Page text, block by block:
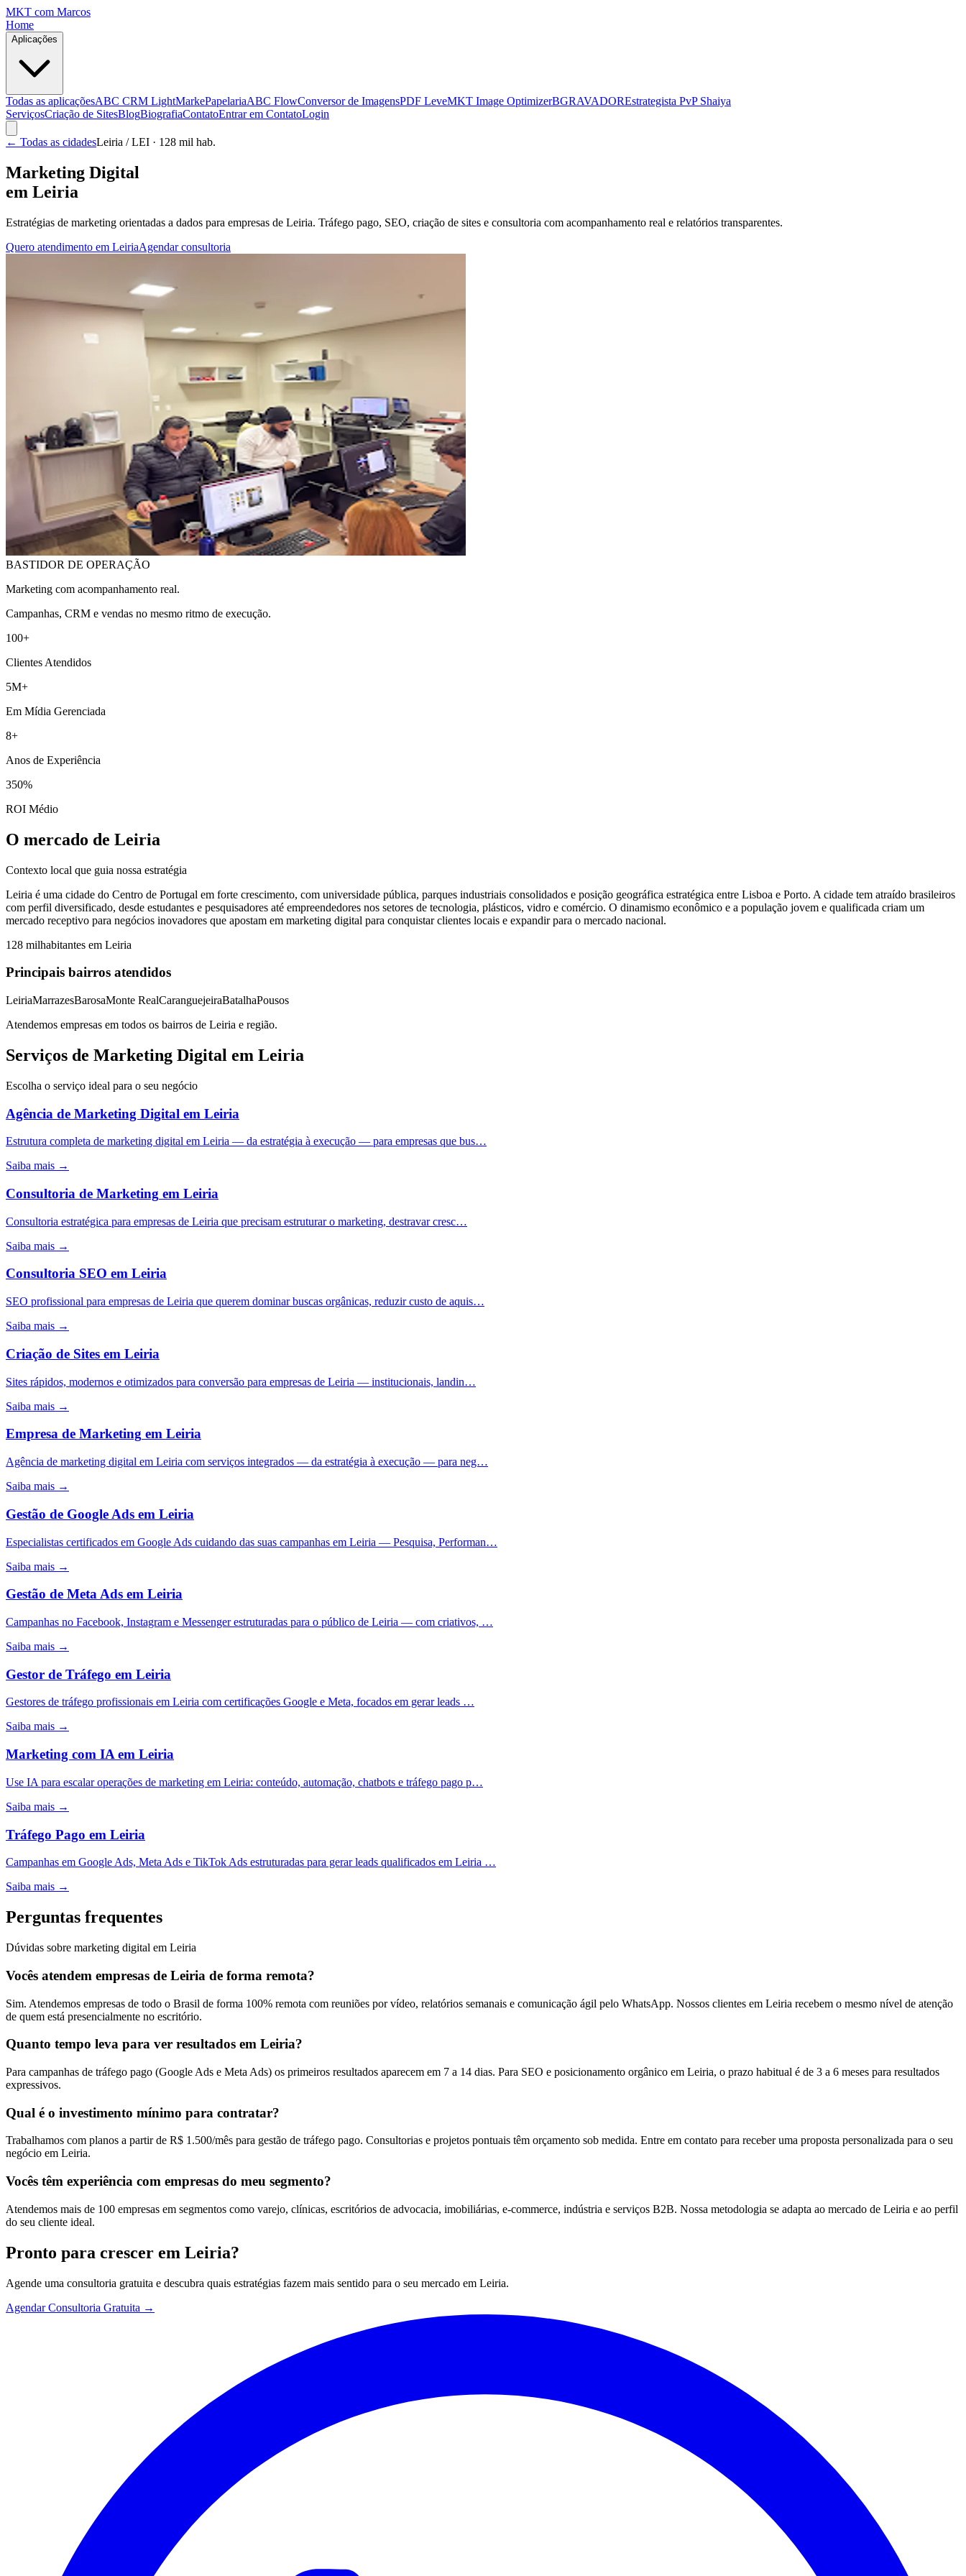
MKT com Marcos
Home
Aplicações
Todas as aplicaçõesABC CRM LightMarkePapelariaABC FlowConversor de ImagensPDF LeveMKT Image OptimizerBGRAVADOREstrategista PvP Shaiya
ServiçosCriação de SitesBlogBiografiaContatoEntrar em ContatoLogin
← Todas as cidadesLeiria / LEI · 128 mil hab.
Marketing Digital
em Leiria
Estratégias de marketing orientadas a dados para empresas de Leiria. Tráfego pago, SEO, criação de sites e consultoria com acompanhamento real e relatórios transparentes.
Quero atendimento em LeiriaAgendar consultoria
BASTIDOR DE OPERAÇÃO
Marketing com acompanhamento real.
Campanhas, CRM e vendas no mesmo ritmo de execução.
100+
Clientes Atendidos
5M+
Em Mídia Gerenciada
8+
Anos de Experiência
350%
ROI Médio
O mercado de Leiria
Contexto local que guia nossa estratégia
Leiria é uma cidade do Centro de Portugal em forte crescimento, com universidade pública, parques industriais consolidados e posição geográfica estratégica entre Lisboa e Porto. A cidade tem atraído brasileiros
com perfil diversificado, desde estudantes e pesquisadores até empreendedores nos setores de tecnologia, plásticos, vidro e comércio. O dinamismo econômico e a população jovem e qualificada criam um
mercado receptivo para negócios inovadores que apostam em marketing digital para conquistar clientes locais e expandir para o mercado nacional.
128 milhabitantes em Leiria
Principais bairros atendidos
LeiriaMarrazesBarosaMonte RealCaranguejeiraBatalhaPousos
Atendemos empresas em todos os bairros de Leiria e região.
Serviços de Marketing Digital em Leiria
Escolha o serviço ideal para o seu negócio
Agência de Marketing Digital em Leiria
Estrutura completa de marketing digital em Leiria — da estratégia à execução — para empresas que bus…
Saiba mais →
Consultoria de Marketing em Leiria
Consultoria estratégica para empresas de Leiria que precisam estruturar o marketing, destravar cresc…
Saiba mais →
Consultoria SEO em Leiria
SEO profissional para empresas de Leiria que querem dominar buscas orgânicas, reduzir custo de aquis…
Saiba mais →
Criação de Sites em Leiria
Sites rápidos, modernos e otimizados para conversão para empresas de Leiria — institucionais, landin…
Saiba mais →
Empresa de Marketing em Leiria
Agência de marketing digital em Leiria com serviços integrados — da estratégia à execução — para neg…
Saiba mais →
Gestão de Google Ads em Leiria
Especialistas certificados em Google Ads cuidando das suas campanhas em Leiria — Pesquisa, Performan…
Saiba mais →
Gestão de Meta Ads em Leiria
Campanhas no Facebook, Instagram e Messenger estruturadas para o público de Leiria — com criativos, …
Saiba mais →
Gestor de Tráfego em Leiria
Gestores de tráfego profissionais em Leiria com certificações Google e Meta, focados em gerar leads …
Saiba mais →
Marketing com IA em Leiria
Use IA para escalar operações de marketing em Leiria: conteúdo, automação, chatbots e tráfego pago p…
Saiba mais →
Tráfego Pago em Leiria
Campanhas em Google Ads, Meta Ads e TikTok Ads estruturadas para gerar leads qualificados em Leiria …
Saiba mais →
Perguntas frequentes
Dúvidas sobre marketing digital em Leiria
Vocês atendem empresas de Leiria de forma remota?
Sim. Atendemos empresas de todo o Brasil de forma 100% remota com reuniões por vídeo, relatórios semanais e comunicação ágil pelo WhatsApp. Nossos clientes em Leiria recebem o mesmo nível de atenção
de quem está presencialmente no escritório.
Quanto tempo leva para ver resultados em Leiria?
Para campanhas de tráfego pago (Google Ads e Meta Ads) os primeiros resultados aparecem em 7 a 14 dias. Para SEO e posicionamento orgânico em Leiria, o prazo habitual é de 3 a 6 meses para resultados
expressivos.
Qual é o investimento mínimo para contratar?
Trabalhamos com planos a partir de R$ 1.500/mês para gestão de tráfego pago. Consultorias e projetos pontuais têm orçamento sob medida. Entre em contato para receber uma proposta personalizada para o seu
negócio em Leiria.
Vocês têm experiência com empresas do meu segmento?
Atendemos mais de 100 empresas em segmentos como varejo, clínicas, escritórios de advocacia, imobiliárias, e-commerce, indústria e serviços B2B. Nossa metodologia se adapta ao mercado de Leiria e ao perfil
do seu cliente ideal.
Pronto para crescer em Leiria?
Agende uma consultoria gratuita e descubra quais estratégias fazem mais sentido para o seu mercado em Leiria.
Agendar Consultoria Gratuita →